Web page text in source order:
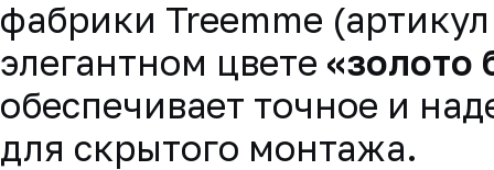
фабрики Treemme
элегантном цвете «золото
обеспечивает точное и
для скрытого монтажа.